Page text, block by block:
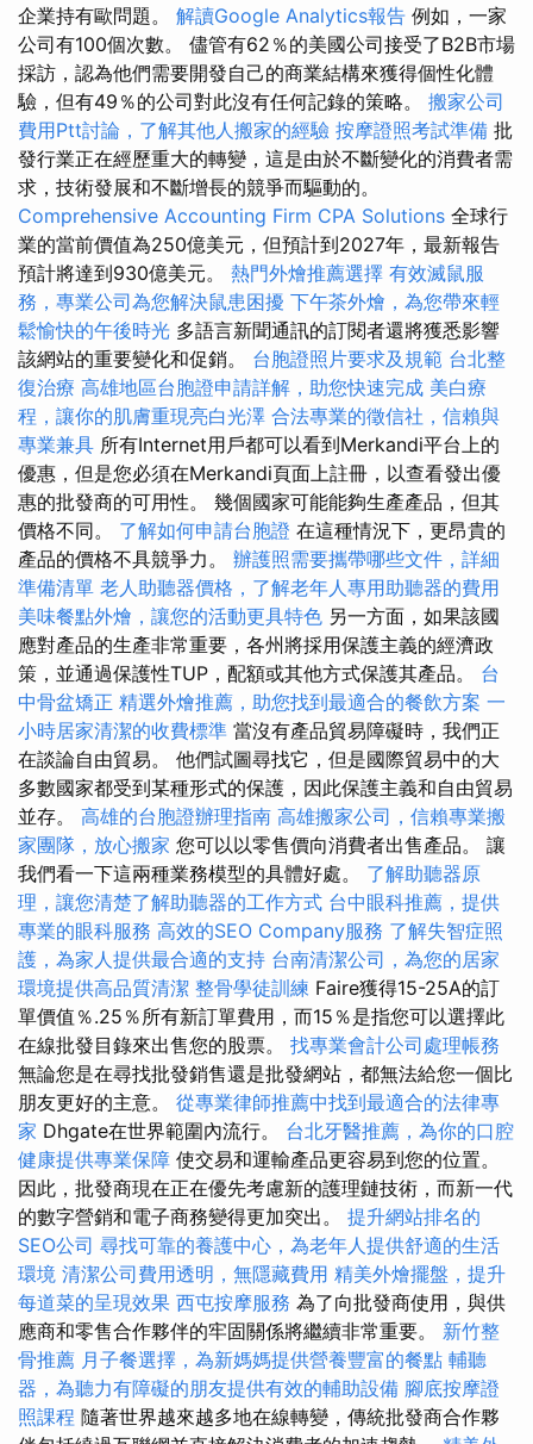
企業持有歐問題。 解讀Google Analytics報告 例如，一家
公司有100個次數。 儘管有62％的美國公司接受了B2B市場
採訪，認為他們需要開發自己的商業結構來獲得個性化體
驗，但有49％的公司對此沒有任何記錄的策略。 搬家公司
費用Ptt討論，了解其他人搬家的經驗 按摩證照考試準備 批
發行業正在經歷重大的轉變，這是由於不斷變化的消費者需
求，技術發展和不斷增長的競爭而驅動的。
Comprehensive Accounting Firm CPA Solutions 全球行
業的當前價值為250億美元，但預計到2027年，最新報告
預計將達到930億美元。 熱門外燴推薦選擇 有效滅鼠服
務，專業公司為您解決鼠患困擾 下午茶外燴，為您帶來輕
鬆愉快的午後時光 多語言新聞通訊的訂閱者還將獲悉影響
該網站的重要變化和促銷。 台胞證照片要求及規範 台北整
復治療 高雄地區台胞證申請詳解，助您快速完成 美白療
程，讓你的肌膚重現亮白光澤 合法專業的徵信社，信賴與
專業兼具 所有Internet用戶都可以看到Merkandi平台上的
優惠，但是您必須在Merkandi頁面上註冊，以查看發出優
惠的批發商的可用性。 幾個國家可能能夠生產產品，但其
價格不同。 了解如何申請台胞證 在這種情況下，更昂貴的
產品的價格不具競爭力。 辦護照需要攜帶哪些文件，詳細
準備清單 老人助聽器價格，了解老年人專用助聽器的費用
美味餐點外燴，讓您的活動更具特色 另一方面，如果該國
應對產品的生產非常重要，各州將採用保護主義的經濟政
策，並通過保護性TUP，配額或其他方式保護其產品。 台
中骨盆矯正 精選外燴推薦，助您找到最適合的餐飲方案 一
小時居家清潔的收費標準 當沒有產品貿易障礙時，我們正
在談論自由貿易。 他們試圖尋找它，但是國際貿易中的大
多數國家都受到某種形式的保護，因此保護主義和自由貿易
並存。 高雄的台胞證辦理指南 高雄搬家公司，信賴專業搬
家團隊，放心搬家 您可以以零售價向消費者出售產品。 讓
我們看一下這兩種業務模型的具體好處。 了解助聽器原
理，讓您清楚了解助聽器的工作方式 台中眼科推薦，提供
專業的眼科服務 高效的SEO Company服務 了解失智症照
護，為家人提供最合適的支持 台南清潔公司，為您的居家
環境提供高品質清潔 整骨學徒訓練 Faire獲得15-25A的訂
單價值％.25％所有新訂單費用，而15％是指您可以選擇此
在線批發目錄來出售您的股票。 找專業會計公司處理帳務
無論您是在尋找批發銷售還是批發網站，都無法給您一個比
朋友更好的主意。 從專業律師推薦中找到最適合的法律專
家 Dhgate在世界範圍內流行。 台北牙醫推薦，為你的口腔
健康提供專業保障 使交易和運輸產品更容易到您的位置。
因此，批發商現在正在優先考慮新的護理鏈技術，而新一代
的數字營銷和電子商務變得更加突出。 提升網站排名的
SEO公司 尋找可靠的養護中心，為老年人提供舒適的生活
環境 清潔公司費用透明，無隱藏費用 精美外燴擺盤，提升
每道菜的呈現效果 西屯按摩服務 為了向批發商使用，與供
應商和零售合作夥伴的牢固關係將繼續非常重要。 新竹整
骨推薦 月子餐選擇，為新媽媽提供營養豐富的餐點 輔聽
器，為聽力有障礙的朋友提供有效的輔助設備 腳底按摩證
照課程 隨著世界越來越多地在線轉變，傳統批發商合作夥